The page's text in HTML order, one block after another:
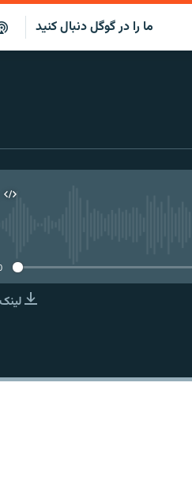
ما را در گوگل دنبال کنید
برنامه